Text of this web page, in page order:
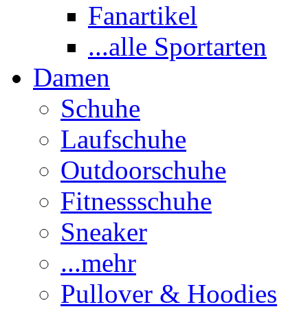
Fanartikel
...alle Sportarten
Damen
Schuhe
Laufschuhe
Outdoorschuhe
Fitnessschuhe
Sneaker
...mehr
Pullover & Hoodies